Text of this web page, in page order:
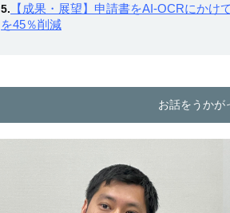
5. 【成果・展望】申請書をAI-OCRにかけ
を45％削減
お話をうかが